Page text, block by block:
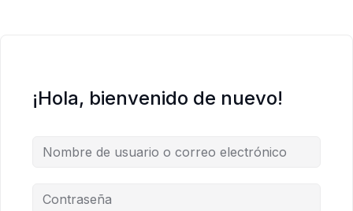
¡Hola, bienvenido de nuevo!